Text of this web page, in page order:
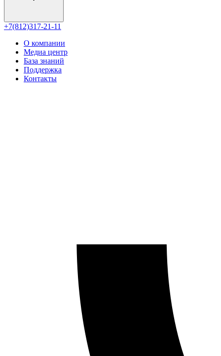
+7(812)317-21-11
О компании
Медиа центр
База знаний
Поддержка
Контакты